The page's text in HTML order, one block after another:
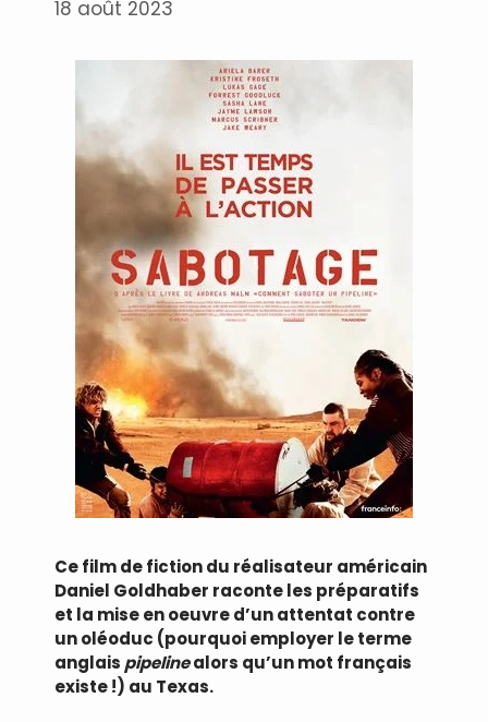
18 août 2023
Ce film de fiction du réalisateur américain
Daniel Goldhaber raconte les préparatifs
et la mise en oeuvre d’un attentat contre
un oléoduc (pourquoi employer le terme
anglais pipelinealors qu’un mot français
existe !) au Texas.